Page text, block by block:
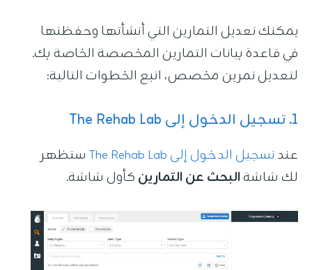
التحديثات
يمكنك تعديل التمارين التي أنشأتها وحفظتها
في قاعدة بيانات التمارين المخصصة الخاصة بك.
لتعديل تمرين مخصص، اتبع الخطوات التالية:
1. تسجيل الدخول إلى The Rehab Lab
عندتسجيل الدخول إلى The Rehab Lab
ستظهر
لك شاشةالبحث عن التمارين كأول شاشة.